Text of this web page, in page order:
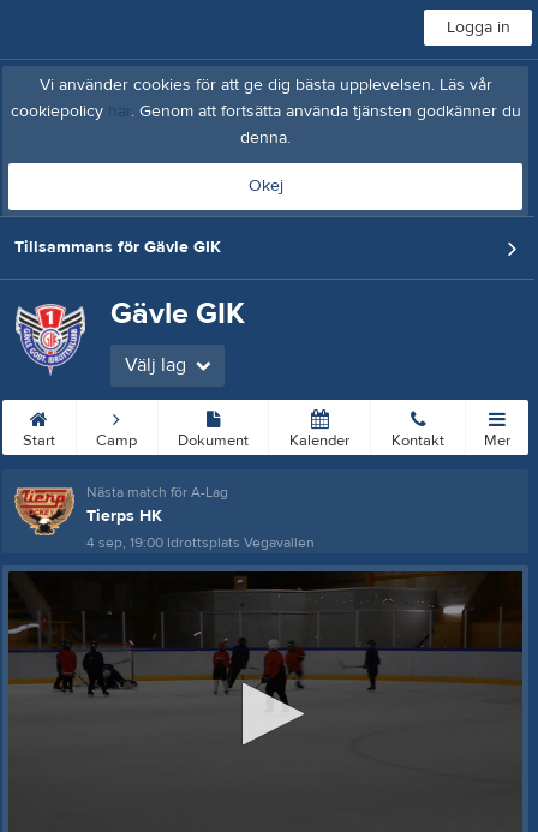
Logga in
Vi använder cookies för att ge dig bästa upplevelsen. Läs vår
cookiepolicy här. Genom att fortsätta använda tjänsten godkänner du
denna.
Okej
Tillsammans för Gävle GIK
Gävle GIK
Välj lag
Start Camp Dokument Kalender Kontakt Mer
Nästa match för A-Lag
Tierps HK
4 sep, 19:00 Idrottsplats Vegavallen